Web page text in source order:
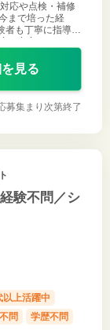
応や点検・補修
まで培った経
者も丁寧に指導し
見る
募集まり次第終了
験不問／シ
以上活躍中
問
学歴不問